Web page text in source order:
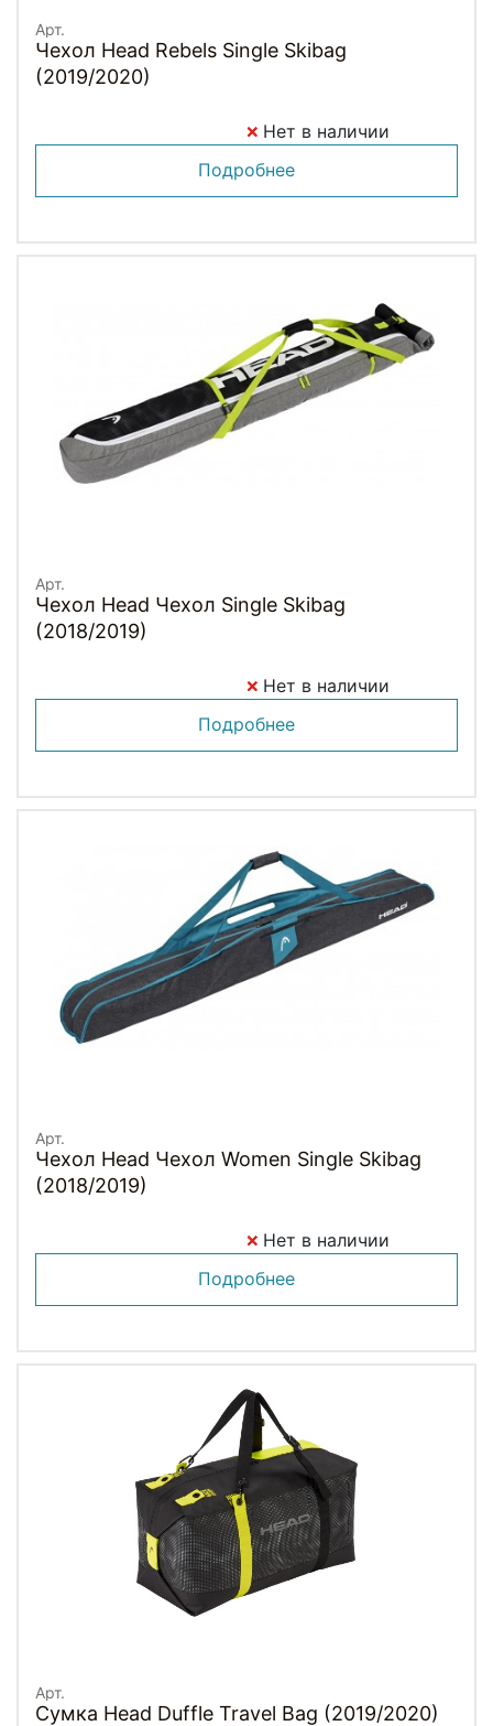
Арт.
Чехол Head Rebels Single Skibag
(2019/2020)
Нет в наличии
Подробнее
Арт.
Чехол Head Чехол Single Skibag
(2018/2019)
Нет в наличии
Подробнее
Арт.
Чехол Head Чехол Women Single Skibag
(2018/2019)
Нет в наличии
Подробнее
Арт.
Сумка Head Duffle Travel Bag (2019/2020)